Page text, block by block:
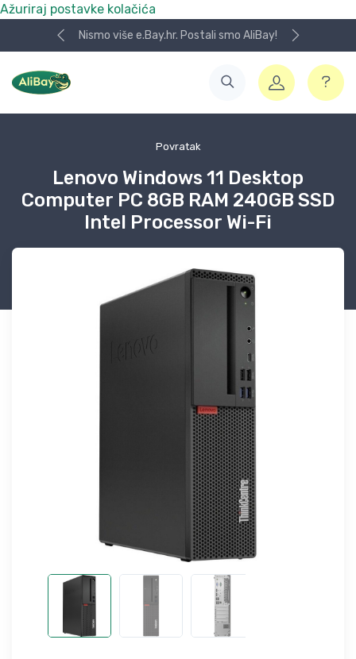
Ažuriraj postavke kolačića
Nismo više e.Bay.hr. Postali smo AliBay!
Povratak
Lenovo Windows 11 Desktop
Computer PC 8GB RAM 240GB SSD
Intel Processor Wi-Fi